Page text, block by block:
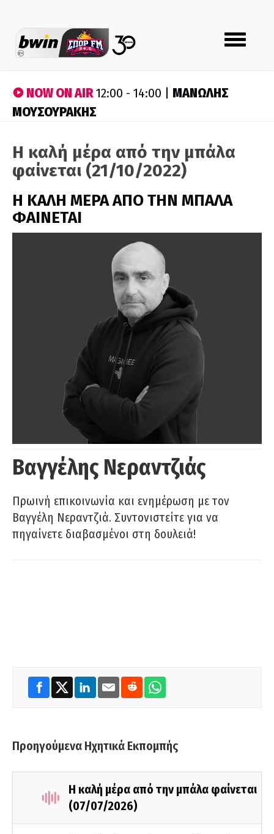
Toggle
navigation
NOW ON AIR12:00 - 14:00 | ΜΑΝΩΛΗΣ
ΜΟΥΣΟΥΡΑΚΗΣ
Η καλή μέρα από την μπάλα
φαίνεται (21/10/2022)
H ΚΑΛΗ ΜΕΡΑ ΑΠΟ ΤΗΝ ΜΠΑΛΑ
ΦΑΙΝΕΤΑΙ
Βαγγέλης Νεραντζιάς
Πρωινή επικοινωνία και ενημέρωση με τον
Βαγγέλη Νεραντζιά. Συντονιστείτε για να
πηγαίνετε διαβασμένοι στη δουλειά!
Προηγούμενα Ηχητικά Εκπομπής
Η καλή μέρα από την μπάλα φαίνεται
(07/07/2026)